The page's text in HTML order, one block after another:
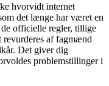
hvorvidt internet
det længe har været en
officielle regler, tillige
revurderes af fagmænd
Det giver dig
problemstillinger i